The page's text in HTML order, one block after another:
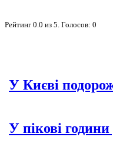
Рейтинг 0.0 из 5 . Голосов: 0
У Києві
У пікові